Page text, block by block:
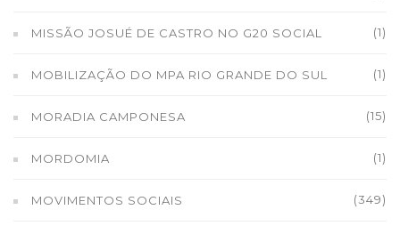
MISSÃO JOSUÉ DE CASTRO NO G20 SOCIAL (1)
MOBILIZAÇÃO DO MPA RIO GRANDE DO SUL (1)
MORADIA CAMPONESA (15)
MORDOMIA (1)
MOVIMENTOS SOCIAIS (349)